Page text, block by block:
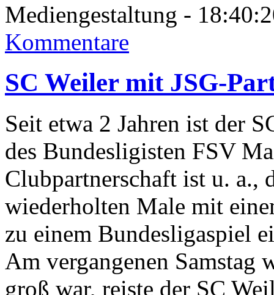
Mediengestaltung -
Kommentare
SC Weiler mit JSG-
Seit etwa 2 Jahren ist der
des Bundesligisten FSV
Clubpartnerschaft ist u. a.,
wiederholten Male mit
zu einem Bundesligaspiel
Am vergangenen Samstag
groß war, reiste der SC